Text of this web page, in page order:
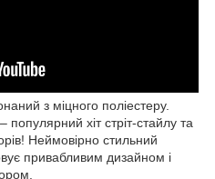
з міцного поліестеру.
хіт стріт-стайлу та
Неймовірно стильний
привабливим дизайном і